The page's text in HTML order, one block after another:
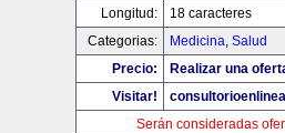
Longitud:
18 caracteres
Categorias:
Medicina, Salud
Precio:
Realizar una
Visitar!
Serán consideradas